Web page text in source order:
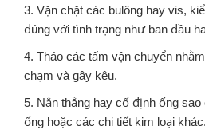
3. Vặn chặt các bulông hay vis,
đúng với tình trạng như ban đầu
4. Tháo các tấm vận chuyển
chạm và gây kêu.
5. Nắn thẳng hay cố định ống
ống hoặc các chi tiết kim loại